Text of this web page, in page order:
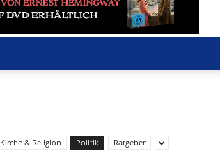
Kirche & Religion Politik Ratgeber